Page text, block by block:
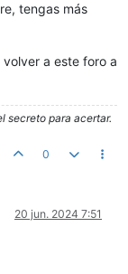
tengas más
a este foro a
secreto para acertar.
0
20 jun. 2024 7:51